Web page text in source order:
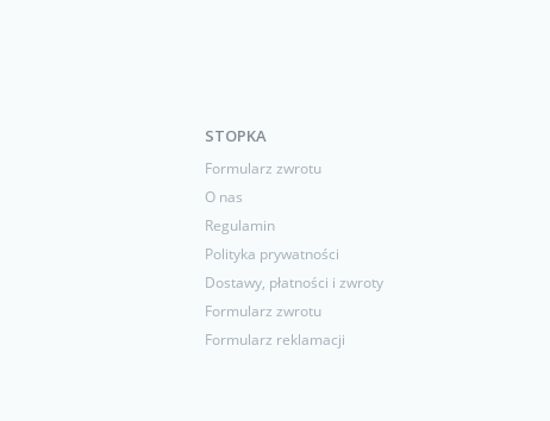
STOPKA
Formularz zwrotu
O nas
Regulamin
Polityka prywatności
Dostawy, płatności i zwroty
Formularz zwrotu
Formularz reklamacji